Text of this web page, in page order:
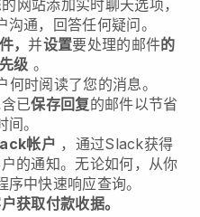
网站添加实时聊天选项，
通，回答任何疑问。
，并设置要处理的邮件的
级 。
何时阅读了您的消息。
已保存回复的邮件以节省
间。
帐户 ，通过Slack获得
的通知。无论如何，从你
中快速响应查询。
获取付款收据。